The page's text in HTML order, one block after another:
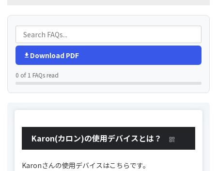
Download PDF
0 of 1 FAQs read
Karon(カロン)の使用デバイスとは？
Karonさんの使用デバイスはこちらです。